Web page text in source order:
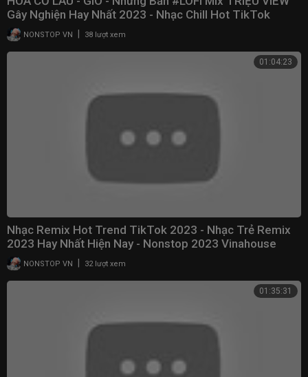
Gây Nghiện Hay Nhất 2023 - Nhạc Chill Hot TikTok
NONSTOP VN 38 lượt xem
01:04:23
Nhạc Remix Hot Trend TikTok 2023 - Nhạc Trẻ Remix
2023 Hay Nhất Hiện Nay - Nonstop 2023 Vinahouse
NONSTOP VN 32 lượt xem
01:35:31